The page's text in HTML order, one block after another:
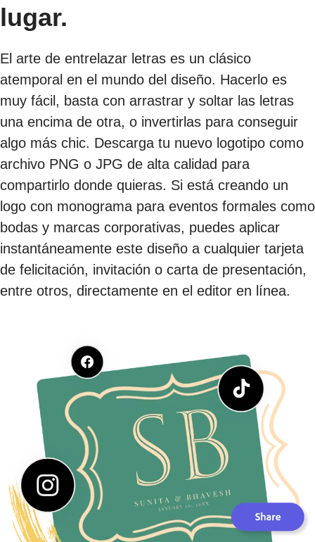
lugar.
El arte de entrelazar letras es un clásico
atemporal en el mundo del diseño. Hacerlo es
muy fácil, basta con arrastrar y soltar las letras
una encima de otra, o invertirlas para conseguir
algo más chic. Descarga tu nuevo logotipo como
archivo PNG o JPG de alta calidad para
compartirlo donde quieras. Si está creando un
logo con monograma para eventos formales como
bodas y marcas corporativas, puedes aplicar
instantáneamente este diseño a cualquier tarjeta
de felicitación, invitación o carta de presentación,
entre otros, directamente en el editor en línea.